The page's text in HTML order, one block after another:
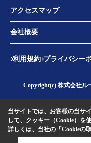
アクセスマップ
会社概要
利用規約 プライバシー
Copyright(c) 株式会社
当サイトでは、お客様の当サ
して、クッキー（Cookie）を
詳しくは、当社の 「Cookieの